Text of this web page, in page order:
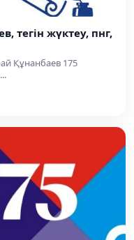
тегін жүктеу, пнг,
Құнанбаев 175